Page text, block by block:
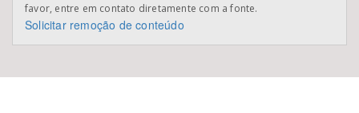
favor, entre em contato diretamente com a fonte.
Solicitar remoção de conteúdo